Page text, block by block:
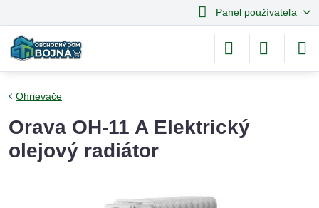
Panel používateľa
Ohrievače
Orava OH-11 A Elektrický
olejový radiátor